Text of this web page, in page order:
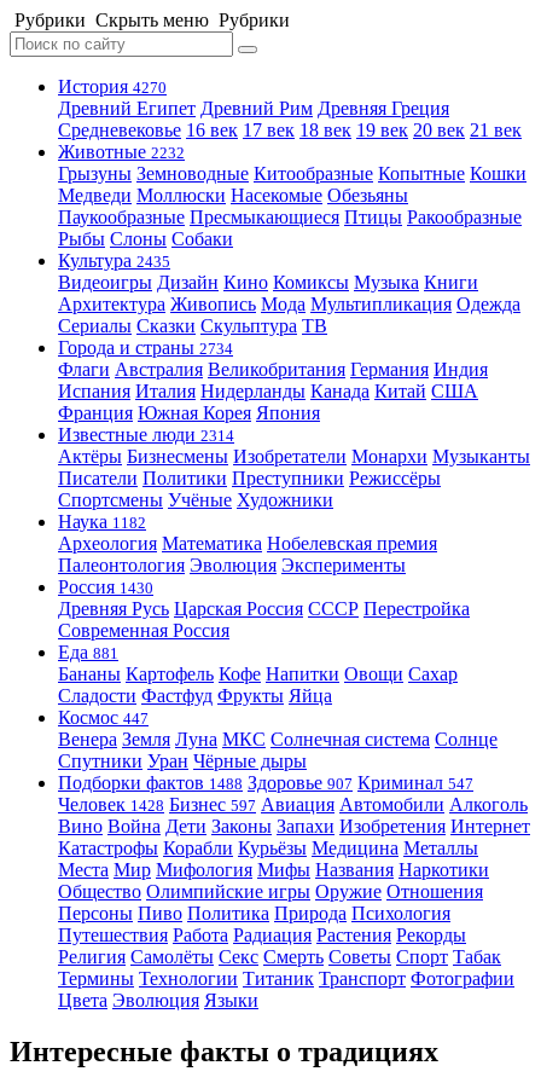
Рубрики Скрыть меню Рубрики
История 4270
Древний Египет Древний Рим Древняя Греция
Средневековье 16 век 17 век 18 век 19 век 20 век 21 век
Животные 2232
Грызуны Земноводные Китообразные Копытные Кошки
Медведи Моллюски Насекомые Обезьяны
Паукообразные Пресмыкающиеся Птицы Ракообразные
Рыбы Слоны Собаки
Культура 2435
Видеоигры Дизайн Кино Комиксы Музыка Книги
Архитектура Живопись Мода Мультипликация Одежда
Сериалы Сказки Скульптура ТВ
Города и страны 2734
Флаги Австралия Великобритания Германия Индия
Испания Италия Нидерланды Канада Китай США
Франция Южная Корея Япония
Известные люди 2314
Актёры Бизнесмены Изобретатели Монархи Музыканты
Писатели Политики Преступники Режиссёры
Спортсмены Учёные Художники
Наука 1182
Археология Математика Нобелевская премия
Палеонтология Эволюция Эксперименты
Россия 1430
Древняя Русь Царская Россия СССР Перестройка
Современная Россия
Еда 881
Бананы Картофель Кофе Напитки Овощи Сахар
Сладости Фастфуд Фрукты Яйца
Космос 447
Венера Земля Луна МКС Солнечная система Солнце
Спутники Уран Чёрные дыры
Подборки фактов 1488 Здоровье 907 Криминал 547
Человек 1428 Бизнес 597 Авиация Автомобили Алкоголь
Вино Война Дети Законы Запахи Изобретения Интернет
Катастрофы Корабли Курьёзы Медицина Металлы
Места Мир Мифология Мифы Названия Наркотики
Общество Олимпийские игры Оружие Отношения
Персоны Пиво Политика Природа Психология
Путешествия Работа Радиация Растения Рекорды
Религия Самолёты Секс Смерть Советы Спорт Табак
Термины Технологии Титаник Транспорт Фотографии
Цвета Эволюция Языки
Интересные факты о традициях